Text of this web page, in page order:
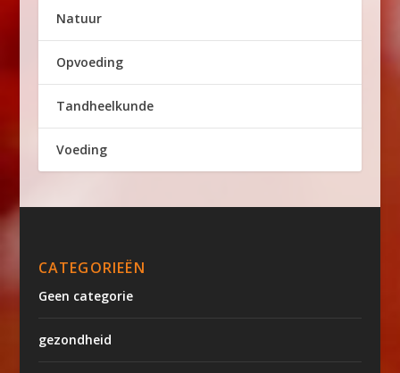
Natuur
Opvoeding
Tandheelkunde
Voeding
CATEGORIEËN
Geen categorie
gezondheid